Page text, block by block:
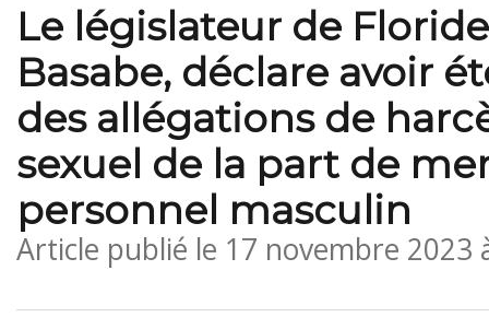
Le législateur de
Basabe, déclare avoir
des allégations de
sexuel de la part de
personnel masculin
Article publié le 17 novembre 2023